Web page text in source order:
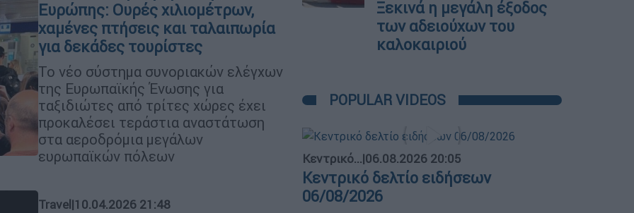
Ευρώπης: Ουρές χιλιομέτρων,
χαμένες πτήσεις και ταλαιπωρία
για δεκάδες τουρίστες
Το νέο σύστημα συνοριακών ελέγχων
της Ευρωπαϊκής Ένωσης για
ταξιδιώτες από τρίτες χώρες έχει
προκαλέσει τεράστια αναστάτωση
στα αεροδρόμια μεγάλων
ευρωπαϊκών πόλεων
Travel|10.04.2026 21:48
Ξεκινά η μεγάλη έξοδος
των αδειούχων του
καλοκαιριού
POPULAR VIDEOS
Κεντρικό...|06.08.2026 20:05
Κεντρικό δελτίο ειδήσεων
06/08/2026